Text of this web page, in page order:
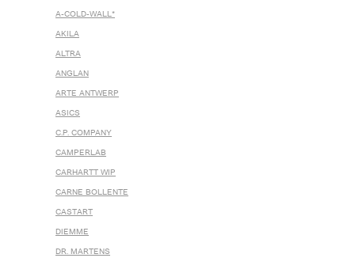
A-COLD-WALL*
AKILA
ALTRA
ANGLAN
ARTE ANTWERP
ASICS
C.P. COMPANY
CAMPERLAB
CARHARTT WIP
CARNE BOLLENTE
CASTART
DIEMME
DR. MARTENS